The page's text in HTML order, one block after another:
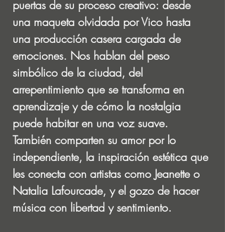
puertas de su proceso creativo: desde
una maqueta olvidada por Vico hasta
una producción casera cargada de
emociones. Nos hablan del peso
simbólico de la ciudad, del
arrepentimiento que se transforma en
aprendizaje y de cómo la nostalgia
puede habitar en una voz suave.
También comparten su amor por lo
independiente, la inspiración estética que
les conecta con artistas como Jeanette o
Natalia Lafourcade, y el gozo de hacer
música con libertad y sentimiento.